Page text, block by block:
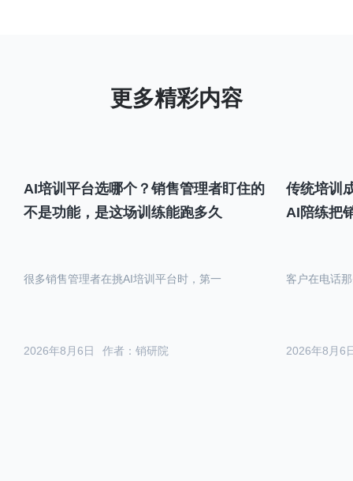
AI培训平台选哪个？销售管理者盯住的
不是功能，是这场训练能跑多久
作者：销研院
2026年8月6日
很多销售管理者在挑AI培训平台时，第一
传统培训
AI陪练把
2026年8月6
客户在电话